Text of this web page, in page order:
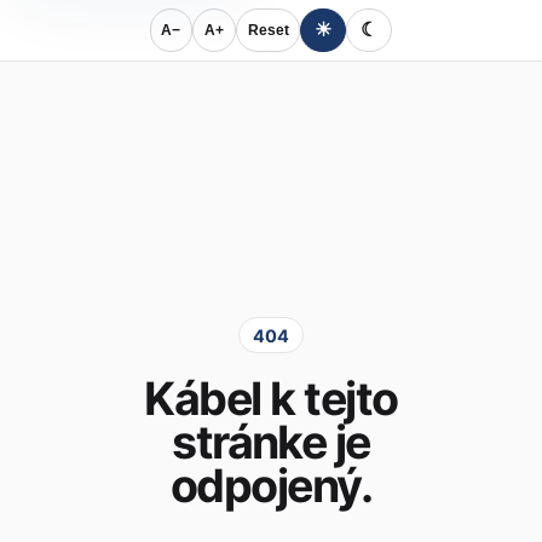
A− A+ Reset ☀ ☾
404
Kábel k tejto
stránke je
odpojený.